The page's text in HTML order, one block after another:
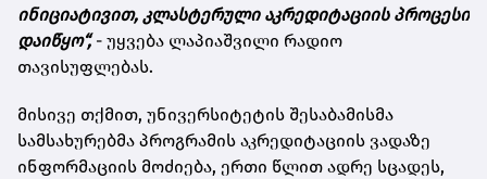
ინიციატივით, კლასტერული აკრედიტაციის პროცესი
დაიწყო“, - უყვება ლაპიაშვილი რადიო
თავისუფლებას.
მისივე თქმით, უნივერსიტეტის შესაბამისმა
სამსახურებმა პროგრამის აკრედიტაციის ვადაზე
ინფორმაციის მოძიება, ერთი წლით ადრე სცადეს,